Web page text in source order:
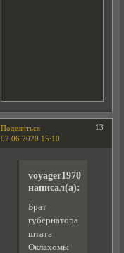
Поделиться
13
02.06.2020 15:10
voyager1970
написал(а):
Брат
губернатора
штата
Оклахомы